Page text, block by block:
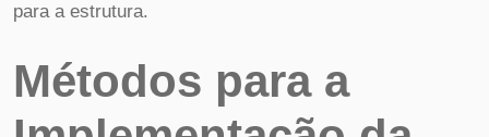
para a estrutura.
Métodos para a